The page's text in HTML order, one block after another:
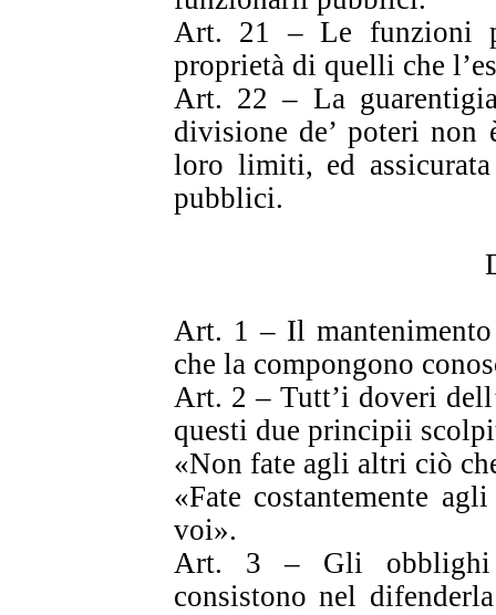
Art. 21 – Le funzioni
proprietà di quelli che
Art. 22 – La
divisione de’ poteri
loro limiti, ed
pubblici.
Art. 1 – Il
che la compongono
Art. 2 – Tutt’i doveri
questi due principii
«Non fate agli altri ciò
«Fate costantemente
voi».
Art. 3 – Gli obblighi
consistono nel